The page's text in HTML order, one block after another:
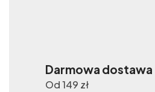
Darmowa dostawa
Od 149 zł